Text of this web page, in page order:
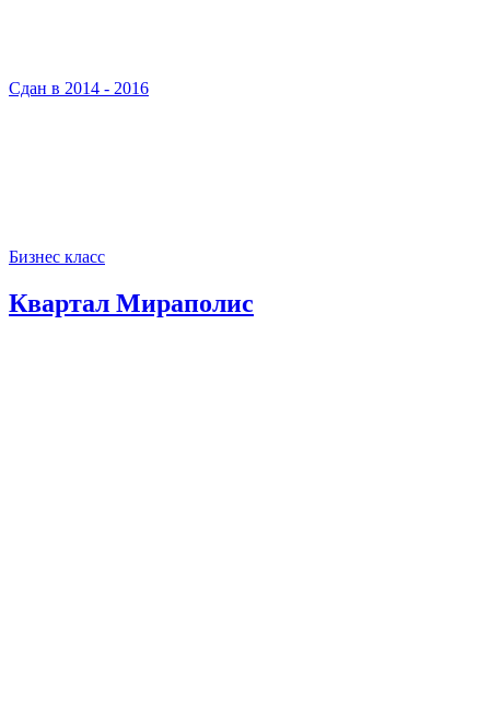
Сдан в 2014 - 2016
Бизнес класс
Квартал Мираполис